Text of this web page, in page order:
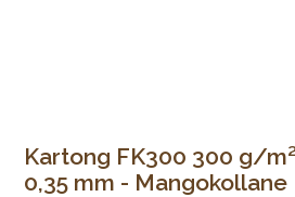
Kartong FK300 300 g/
0,35 mm - Mangokollane